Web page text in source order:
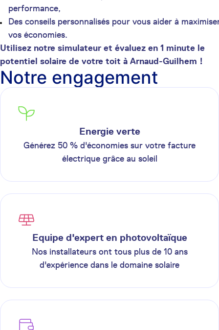
performance,
Des conseils personnalisés pour vous aider à
vos économies.
Utilisez notre simulateur et évaluez en 1 minute le
potentiel solaire de votre toit à Arnaud-Guilhem !
Notre engagement
Energie verte
Générez 50 % d'économies sur votre facture
électrique grâce au soleil
Equipe d'expert en photovoltaïque
Nos installateurs ont tous plus de 10 ans
d'expérience dans le domaine solaire